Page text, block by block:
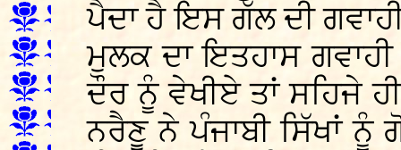
ਪੈਦਾ ਹੈ ਇਸ ਗੱਲ ਦੀ
ਮੁਲਕ ਦਾ ਇਤਹਾਸ
ਦੌਰ ਨੂੰ ਵੇਖੀਏ ਤਾਂ ਸਹਿਜੇ
ਨਰੈਣੂ ਨੇ ਪੰਜਾਬੀ ਸਿੱਖਾਂ